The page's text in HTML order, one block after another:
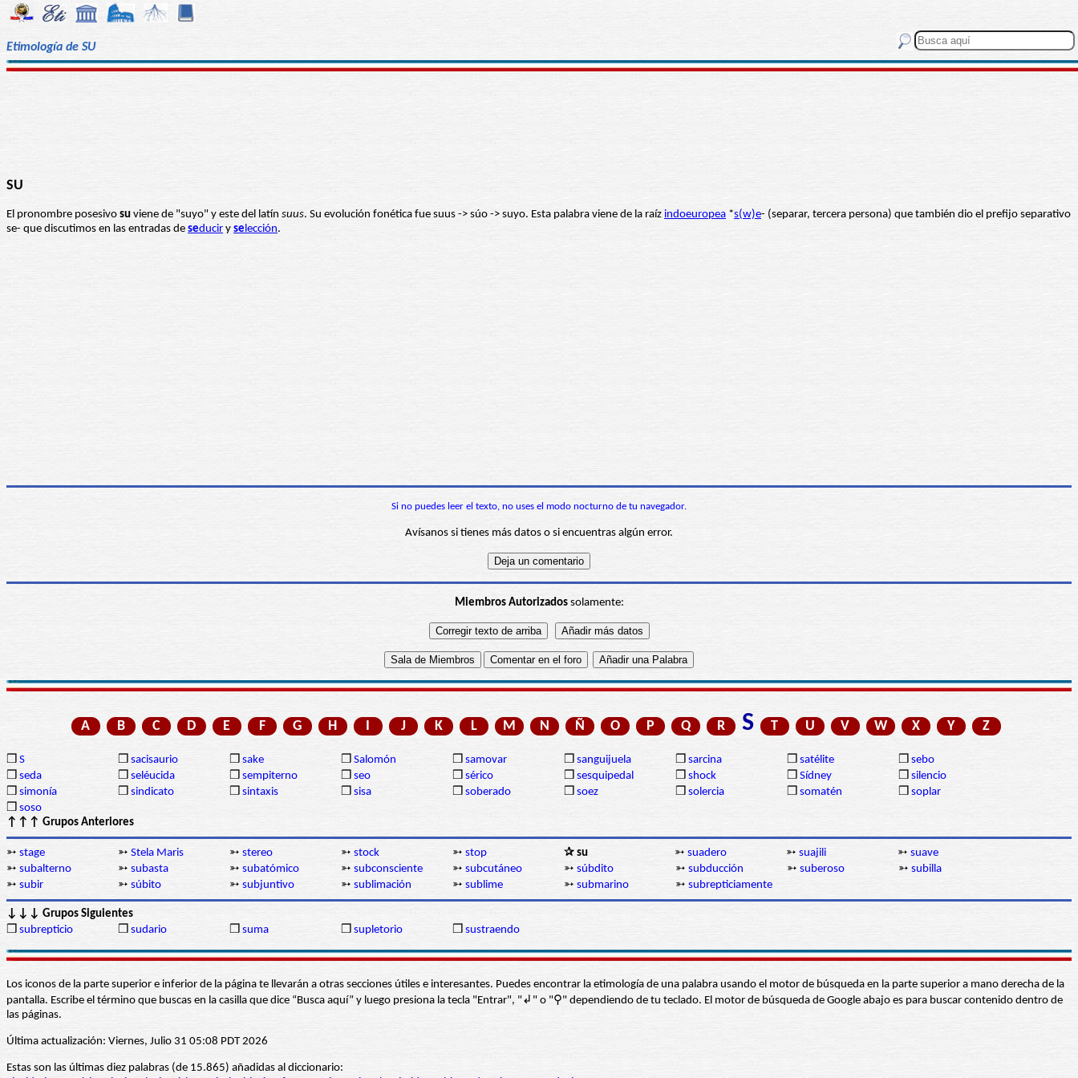
Etimología de SU
SU
El pronombre posesivo su viene de "suyo" y este del latín suus. Su evolución fonética fue suus -> súo -> suyo. Esta palabra viene de la raíz indoeuropea *s(w)e- (separar, tercera persona) que también dio el prefijo separativo
se- que discutimos en las entradas de seducir y selección.
Si no puedes leer el texto, no uses el modo nocturno de tu navegador.
Avísanos si tienes más datos o si encuentras algún error.
Miembros Autorizadossolamente:
A B C D E F G H I J K L M N Ñ O P Q R S T U V W X Y Z
❒ S ❒ sacisaurio ❒ sake ❒ Salomón ❒ samovar ❒ sanguijuela ❒ sarcina ❒ satélite ❒ sebo
❒ seda ❒ seléucida ❒ sempiterno ❒ seo ❒ sérico ❒ sesquipedal ❒ shock ❒ Sídney ❒ silencio
❒ simonía ❒ sindicato ❒ sintaxis ❒ sisa ❒ soberado ❒ soez ❒ solercia ❒ somatén ❒ soplar
❒ soso
↑↑↑ Grupos Anteriores
➳ stage ➳ Stela Maris ➳ stereo ➳ stock ➳ stop ✰ su ➳ suadero ➳ suajili ➳ suave
➳ subalterno ➳ subasta ➳ subatómico ➳ subconsciente ➳ subcutáneo ➳ súbdito ➳ subducción ➳ suberoso ➳ subilla
➳ subir ➳ súbito ➳ subjuntivo ➳ sublimación ➳ sublime ➳ submarino ➳ subrepticiamente
↓↓↓ Grupos Siguientes
❒ subrepticio ❒ sudario ❒ suma ❒ supletorio ❒ sustraendo
Los iconos de la parte superior e inferior de la página te llevarán a otras secciones útiles e interesantes. Puedes encontrar la etimología de una palabra usando el motor de búsqueda en la parte superior a mano derecha de la
pantalla. Escribe el término que buscas en la casilla que dice “Busca aquí” y luego presiona la tecla "Entrar", "↲" o "⚲" dependiendo de tu teclado. El motor de búsqueda de Google abajo es para buscar contenido dentro de
las páginas.
Última actualización: Viernes, Julio 31 05:08 PDT 2026
Estas son las últimas diez palabras (de 15.865) añadidas al diccionario: